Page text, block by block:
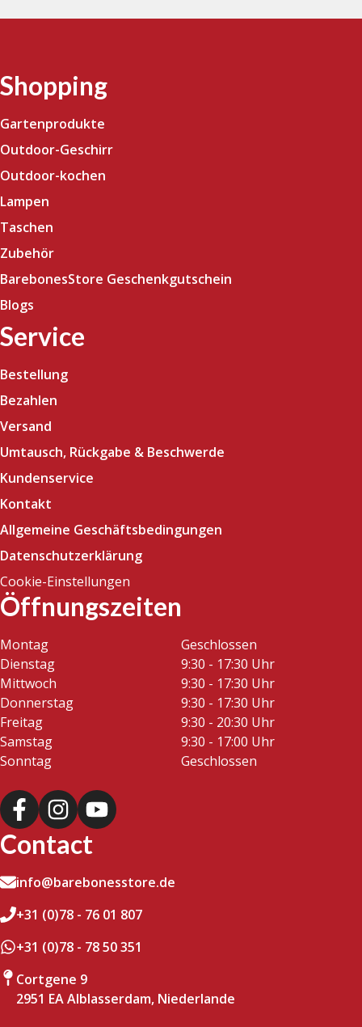
Shopping
Gartenprodukte
Outdoor-Geschirr
Outdoor-kochen
Lampen
Taschen
Zubehör
BarebonesStore Geschenkgutschein
Blogs
Service
Bestellung
Bezahlen
Versand
Umtausch, Rückgabe & Beschwerde
Kundenservice
Kontakt
Allgemeine Geschäftsbedingungen
Datenschutzerklärung
Cookie-Einstellungen
Öffnungszeiten
Montag
Geschlossen
Dienstag
9:30 - 17:30 Uhr
Mittwoch
9:30 - 17:30 Uhr
Donnerstag
9:30 - 17:30 Uhr
Freitag
9:30 - 20:30 Uhr
Samstag
9:30 - 17:00 Uhr
Sonntag
Geschlossen
Contact
info@barebonesstore.de
+31 (0)78 - 76 01 807
+31 (0)78 - 78 50 351
Cortgene 9
2951 EA Alblasserdam, Niederlande